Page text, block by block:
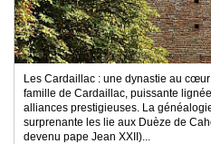
Les Cardaillac : une dynastie au
famille de Cardaillac, puissante
alliances prestigieuses. La
surprenante les lie aux Duèze de
devenu pape Jean XXII)...